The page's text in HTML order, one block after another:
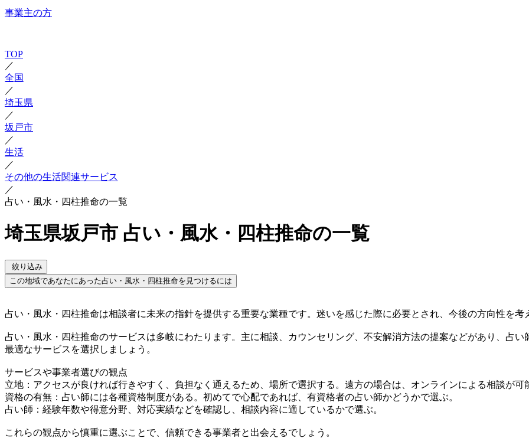
事業主の方
TOP
／
全国
／
埼玉県
／
坂戸市
／
生活
／
その他の生活関連サービス
／
占い・風水・四柱推命の一覧
埼玉県坂戸市 占い・風水・四柱推命の一覧
絞り込み
この地域であなたにあった占い・風水・四柱推命を見つけるには
占い・風水・四柱推命は相談者に未来の指針を提供する重要な業種です。迷いを感じた際に必要とされ、今後の方向性を考
占い・風水・四柱推命のサービスは多岐にわたります。主に相談、カウンセリング、不安解消方法の提案などがあり、占
最適なサービスを選択しましょう。
サービスや事業者選びの観点
立地：アクセスが良ければ行きやすく、負担なく通えるため、場所で選択する。遠方の場合は、オンラインによる相談が可
資格の有無：占い師には各種資格制度がある。初めてで心配であれば、有資格者の占い師かどうかで選ぶ。
占い師：経験年数や得意分野、対応実績などを確認し、相談内容に適しているかで選ぶ。
これらの観点から慎重に選ぶことで、信頼できる事業者と出会えるでしょう。